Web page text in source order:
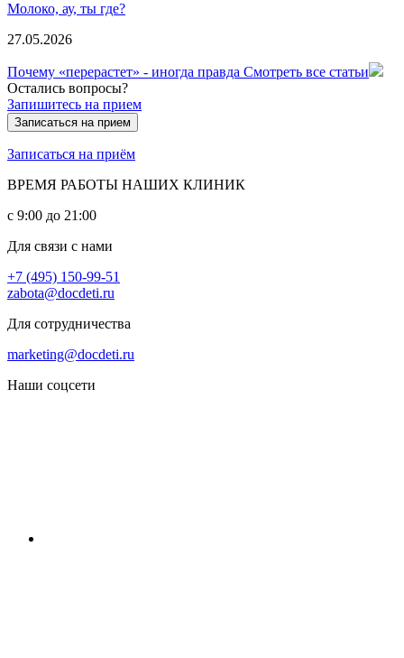
Молоко, ау, ты где?
27.05.2026
Почему «перерастет» - иногда правда Смотреть все статьи
Остались вопросы?
Запишитесь на прием
Записаться на прием
Записаться на приём
ВРЕМЯ РАБОТЫ НАШИХ КЛИНИК
с 9:00 до 21:00
Для связи с нами
+7 (495) 150-99-51
zabota@docdeti.ru
Для сотрудничества
marketing@docdeti.ru
Наши соцсети